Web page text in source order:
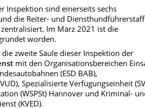
Inspektion sind einerseits sechs
die Reiter- und
Im März 2021 ist die
worden.
zweite Säule dieser Inspektion der
mit den Organisationsbereichen
(ESD BAB),
Spezialisierte Verfügungseinheit
(WSPSt) Hannover und Kriminal-
(KVED).